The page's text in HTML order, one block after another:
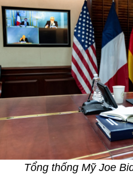
Tổng thống Mỹ Joe